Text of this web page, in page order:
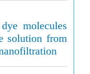
molecules
solution from